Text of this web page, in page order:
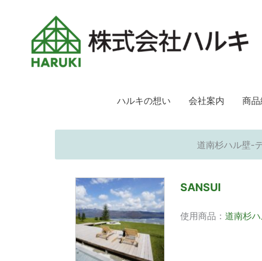
ハルキの想い 会社案内 商
道南杉ハル壁-
SANSUI
使用商品： 道南杉